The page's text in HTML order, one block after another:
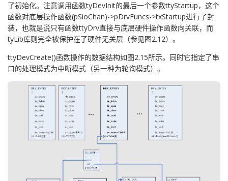
了初始化。注意调用函数tyDevInit的最后一个参数ttyStartup，这个
函数对底层操作函数(pSioChan)->pDrvFuncs->txStartup进行了封
装，也就是说只有函数ttyDrv直接与底层硬件操作函数向关联，而
tyLib库则完全被保护在了硬件无关层（参见图2.12）。
ttyDevCreate()函数操作的数据结构如图2.15所示。同时它指定了串
口的处理模式为中断模式（另一种为轮询模式）。